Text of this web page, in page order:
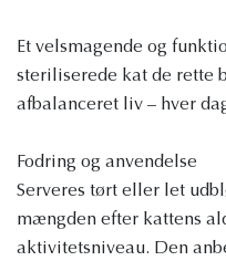
Et velsmagende og
steriliserede kat de rette
afbalanceret liv – hver
Fodring og anvendelse
Serveres tørt eller let
mængden efter kattens
aktivitetsniveau. Den